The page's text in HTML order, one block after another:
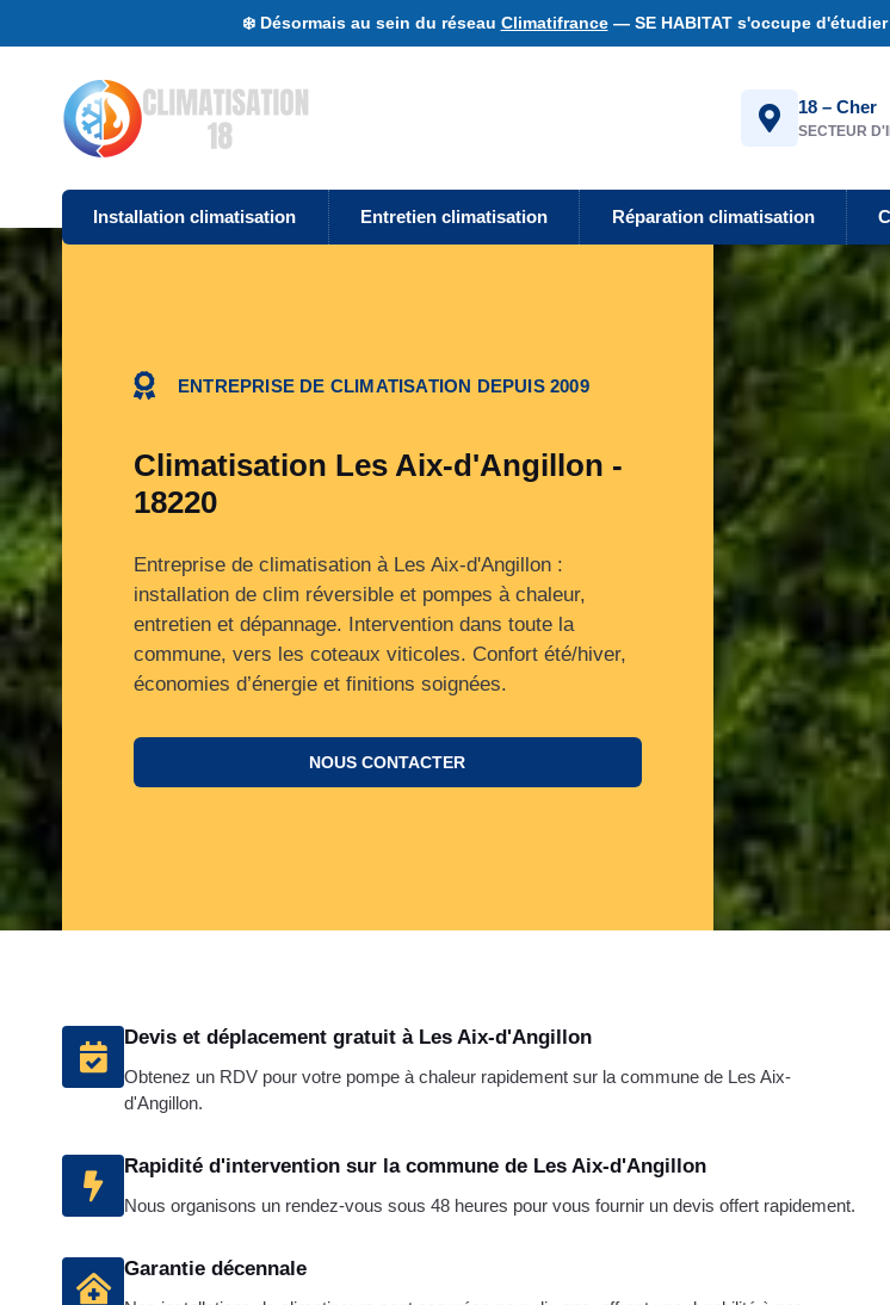
❄️ Désormais au sein du réseau Climatifrance— SE HABITAT s'occupe
18 – Cher
SECTEUR
Installation climatisation Entretien climatisation Réparation climatisation
ENTREPRISE DE CLIMATISATION DEPUIS 2009
Climatisation Les Aix-d'Angillon -
18220
Entreprise de climatisation à Les Aix-d'Angillon :
installation de clim réversible et pompes à chaleur,
entretien et dépannage. Intervention dans toute la
commune, vers les coteaux viticoles. Confort été/hiver,
économies d’énergie et finitions soignées.
NOUS CONTACTER
Devis et déplacement gratuit à Les Aix-d'Angillon
Obtenez un RDV pour votre pompe à chaleur rapidement sur la commune de Les Aix-
d'Angillon.
Rapidité d'intervention sur la commune de Les Aix-d'Angillon
Nous organisons un rendez-vous sous 48 heures pour vous fournir un devis offert rapidement.
Garantie décennale